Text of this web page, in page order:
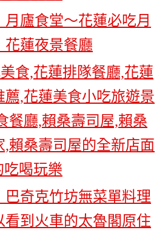
月廬食堂～花蓮必吃月
花蓮夜景餐廳
巴奇克竹坊無菜單料理
看到火車的太魯閣原住